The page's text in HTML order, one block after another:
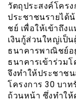
วัตถุประสงค์โครง
ประชาชนรายได้
ชย์ เพื่อให้เข้าถึง
เงินกู้ส่วนใหญ่เป็
ธนาคารพาณิชย์อ
ธนาคารเข้าร่วม
จึงทำให้ประชาช
โครงการ 30 บา
ถ้วนหน้า ซึ่งทำให้